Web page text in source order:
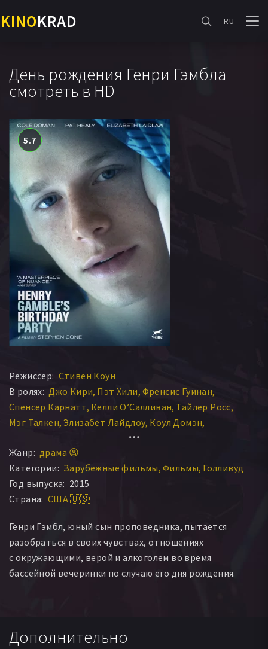
KINOKRAD RU
День рождения Генри Гэмбла
смотреть в HD
5.7
Режиссер: Стивен Коун
В ролях: Джо Кири Пэт Хили Френсис Гуинан
Спенсер Карнатт Келли О’Салливан Тайлер Росс
Мэг Талкен Элизабет Лайдлоу Коул Домэн
Jack Ball
Melanie Neilan Cole Doman
Ханна Дворкин Mia Hulen Патрик Эндрюс
Грэйс Мелон Darci Nalepa
Жанр: драма 😫
Категории: Зарубежные фильмы Фильмы Голливуд
Год выпуска: 2015
Страна: США 🇺🇸
Генри Гэмбл, юный сын проповедника, пытается
разобраться в своих чувствах, отношениях
с окружающими, верой и алкоголем во время
бассейной вечеринки по случаю его дня рождения.
Дополнительно